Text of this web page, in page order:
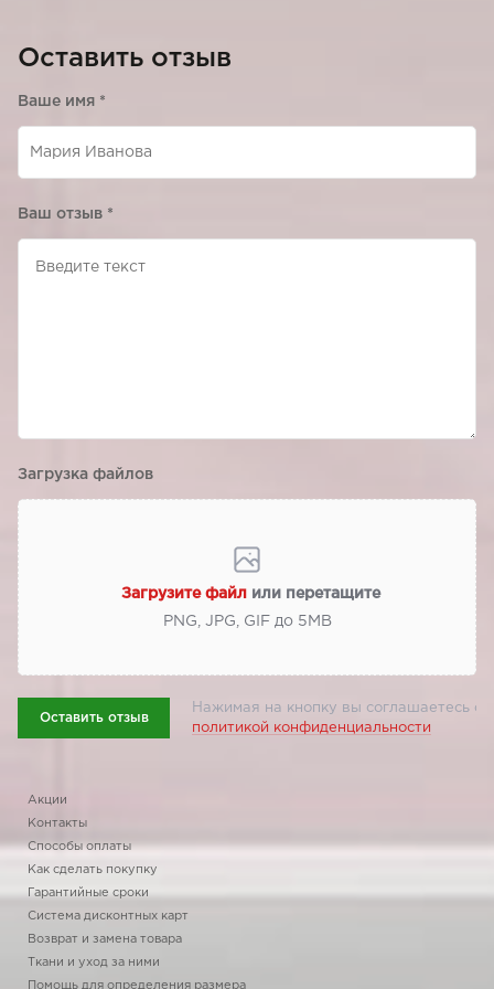
Оставить отзыв
Ваше имя *
Ваш отзыв *
Загрузка файлов
Загрузите файл или перетащите
PNG, JPG, GIF до 5МВ
Оставить отзыв
Нажимая на кнопку вы соглашаетесь с
политикой конфиденциальности
Акции
Контакты
Способы оплаты
Как сделать покупку
Гарантийные сроки
Система дисконтных карт
Возврат и замена товара
Ткани и уход за ними
Помощь для определения размера